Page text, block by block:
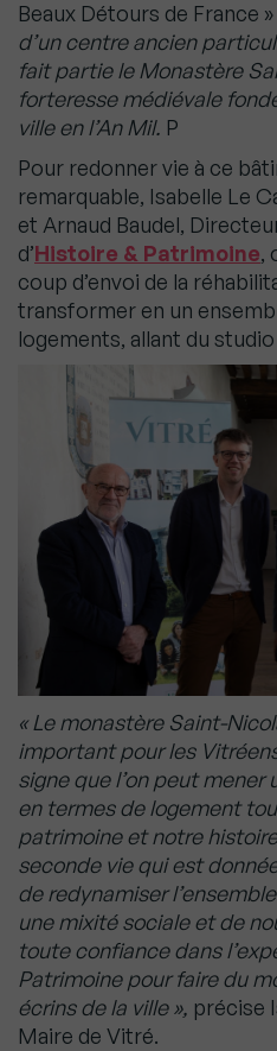
Beaux Détours de France
d’un centre ancien
fait partie le Monastère
forteresse médiévale
ville en l’An Mil. P
Pour redonner vie à ce
remarquable, Isabelle Le
et Arnaud Baudel,
d’Histoire & Patrimoine,
coup d’envoi de la
transformer en un
logements, allant du
« Le monastère Saint-
important pour les
signe que l’on peut
en termes de logement
patrimoine et notre
seconde vie qui est
de redynamiser
une mixité sociale et de
toute confiance dans
Patrimoine pour faire du
écrins de la ville », précise
Maire de Vitré.